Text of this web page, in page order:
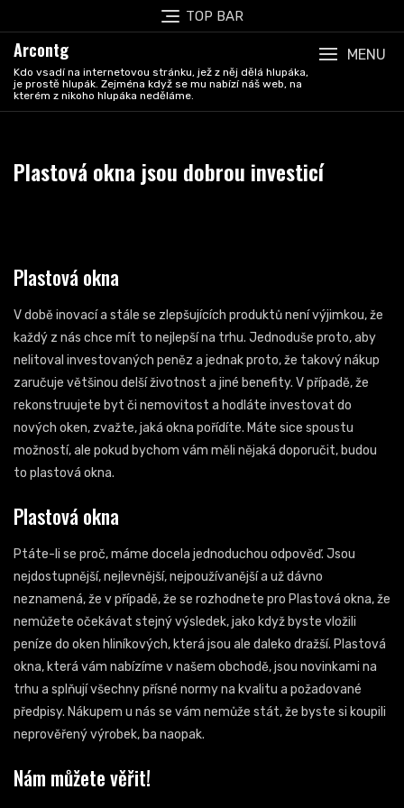
to
content
TOP BAR
Arcontg
Kdo vsadí na internetovou stránku, jež z něj dělá hlupáka,
je prostě hlupák. Zejména když se mu nabízí náš web, na
kterém z nikoho hlupáka neděláme.
MENU
Plastová okna jsou dobrou investicí
Plastová okna
V době inovací a stále se zlepšujících produktů není výjimkou, že
každý z nás chce mít to nejlepší na trhu. Jednoduše proto, aby
nelitoval investovaných peněz a jednak proto, že takový nákup
zaručuje většinou delší životnost a jiné benefity. V případě, že
rekonstruujete byt či nemovitost a hodláte investovat do
nových oken, zvažte, jaká okna pořídíte. Máte sice spoustu
možností, ale pokud bychom vám měli nějaká doporučit, budou
to plastová okna.
Plastová okna
Ptáte-li se proč, máme docela jednoduchou odpověď. Jsou
nejdostupnější, nejlevnější, nejpoužívanější a už dávno
neznamená, že v případě, že se rozhodnete pro Plastová okna, že
nemůžete očekávat stejný výsledek, jako když byste vložili
peníze do oken hliníkových, která jsou ale daleko dražší. Plastová
okna, která vám nabízíme v našem obchodě, jsou novinkami na
trhu a splňují všechny přísné normy na kvalitu a požadované
předpisy. Nákupem u nás se vám nemůže stát, že byste si koupili
neprověřený výrobek, ba naopak.
Nám můžete věřit!